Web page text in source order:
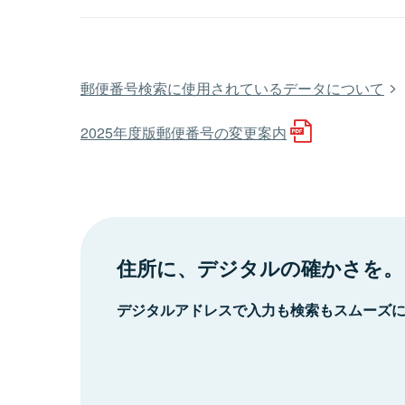
郵便番号検索に使用されているデータについて
2025年度版郵便番号の変更案内
住所に、デジタルの確かさを。
デジタルアドレスで入力も検索もスムーズ